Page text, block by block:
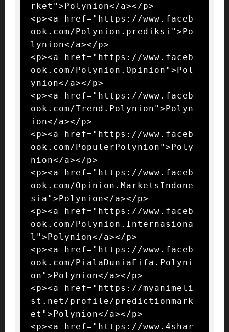
rket">Polynion</a></p>
<p><a href="https://www.faceb
ook.com/Polynion.prediksi">Po
lynion</a></p>
<p><a href="https://www.faceb
ook.com/Polynion.Opinion">Pol
ynion</a></p>
<p><a href="https://www.faceb
ook.com/Trend.Polynion">Polyn
ion</a></p>
<p><a href="https://www.faceb
ook.com/PopulerPolynion">Poly
nion</a></p>
<p><a href="https://www.faceb
ook.com/Opinion.MarketsIndone
sia">Polynion</a></p>
<p><a href="https://www.faceb
ook.com/Polynion.Internasiona
l">Polynion</a></p>
<p><a href="https://www.faceb
ook.com/PialaDuniaFifa.Polyni
on">Polynion</a></p>
<p><a href="https://myanimeli
st.net/profile/predictionmark
et">Polynion</a></p>
<p><a href="https://www.4shar